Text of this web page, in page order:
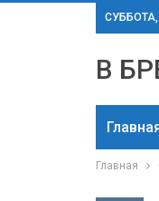
СУББОТА,
В
Главная